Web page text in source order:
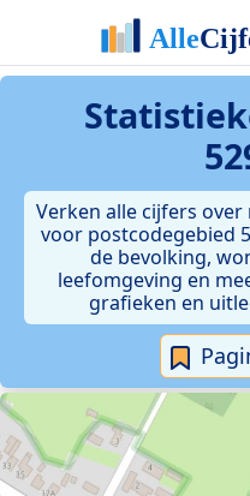
Verken alle cijfers
voor postcodegebied
de bevolking,
leefomgeving en
grafieken en